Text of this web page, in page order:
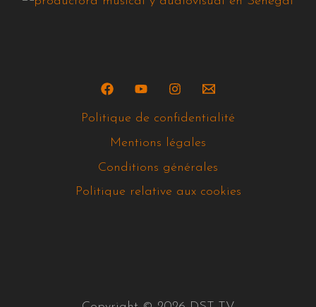
Politique de confidentialité
Mentions légales
Conditions générales
Politique relative aux cookies